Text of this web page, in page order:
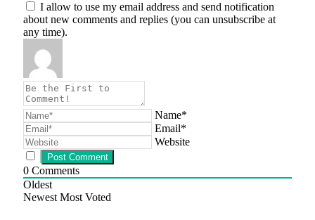
I allow to use my email address and send notification
about new comments and replies (you can unsubscribe at
any time).
Name*
Email*
Website
0 Comments
Oldest
Newest Most Voted